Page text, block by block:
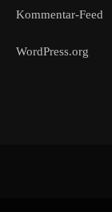
Kommentar-Feed
WordPress.org